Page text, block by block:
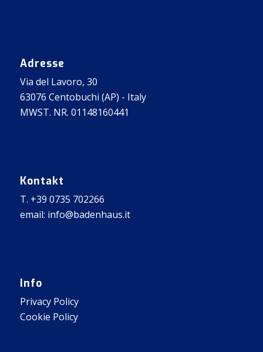
Adresse
Via del Lavoro, 30
63076 Centobuchi (AP) - Italy
MWST. NR. 01148160441
Kontakt
T. +39 0735 702266
email: info@badenhaus.it
Info
Privacy Policy
Cookie Policy